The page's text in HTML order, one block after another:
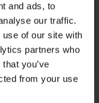
and ads, to
our traffic.
of our site with
partners who
you’ve
from your use